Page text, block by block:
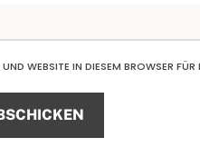
WEBSITE IN DIESEM BROWSER